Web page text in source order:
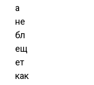
а
не
бл
ещ
ет
как